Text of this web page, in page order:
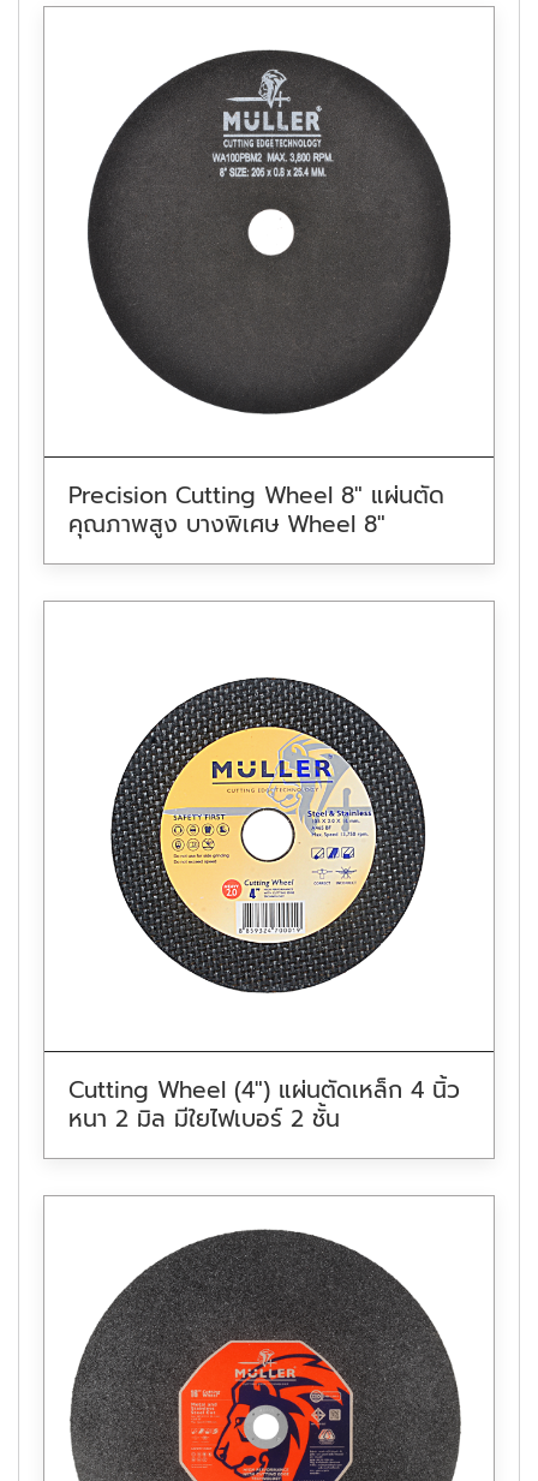
Precision Cutting Wheel 8″ แผ่นตัด
คุณภาพสูง บางพิเศษ Wheel 8″
Cutting Wheel (4″) แผ่นตัดเหล็ก 4 นิ้ว
หนา 2 มิล มีใยไฟเบอร์ 2 ชั้น